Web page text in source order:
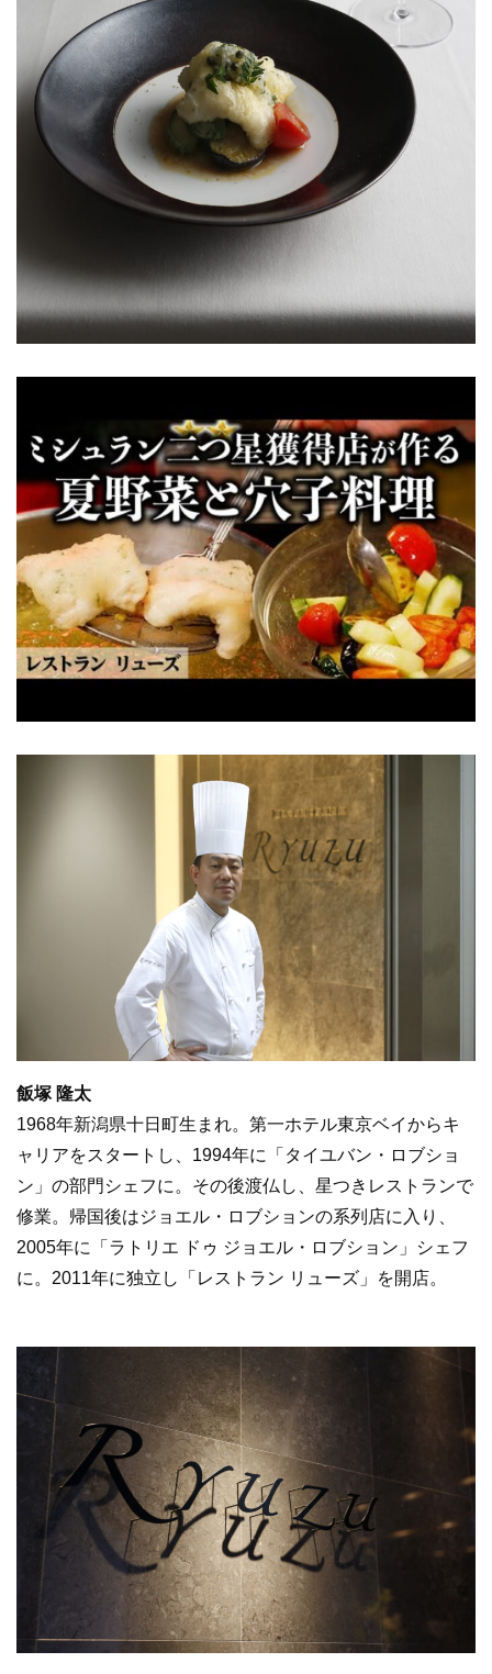
飯塚 隆太
1968年新潟県十日町生まれ。第一ホテル東京ベイからキ
ャリアをスタートし、1994年に「タイユバン・ロブショ
ン」の部門シェフに。その後渡仏し、星つきレストランで
修業。帰国後はジョエル・ロブションの系列店に入り、
2005年に「ラトリエ ドゥ ジョエル・ロブション」シェフ
に。2011年に独立し「レストラン リューズ」を開店。